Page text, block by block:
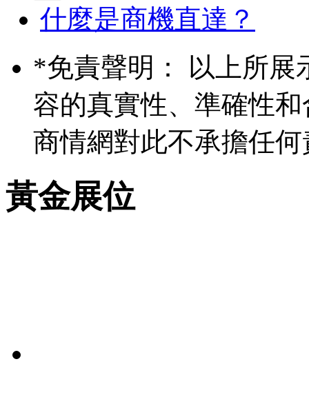
什麼是商機直達？
*免責聲明： 以上所展
容的真實性、準確性
商情網對此不承擔任何
黃金展位